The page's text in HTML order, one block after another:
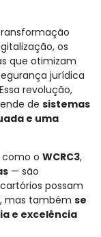
os
que otimizam
jurídica
revolução,
de sistemas
e uma
o WCRC3,
— são
possam
mas também se
e excelência